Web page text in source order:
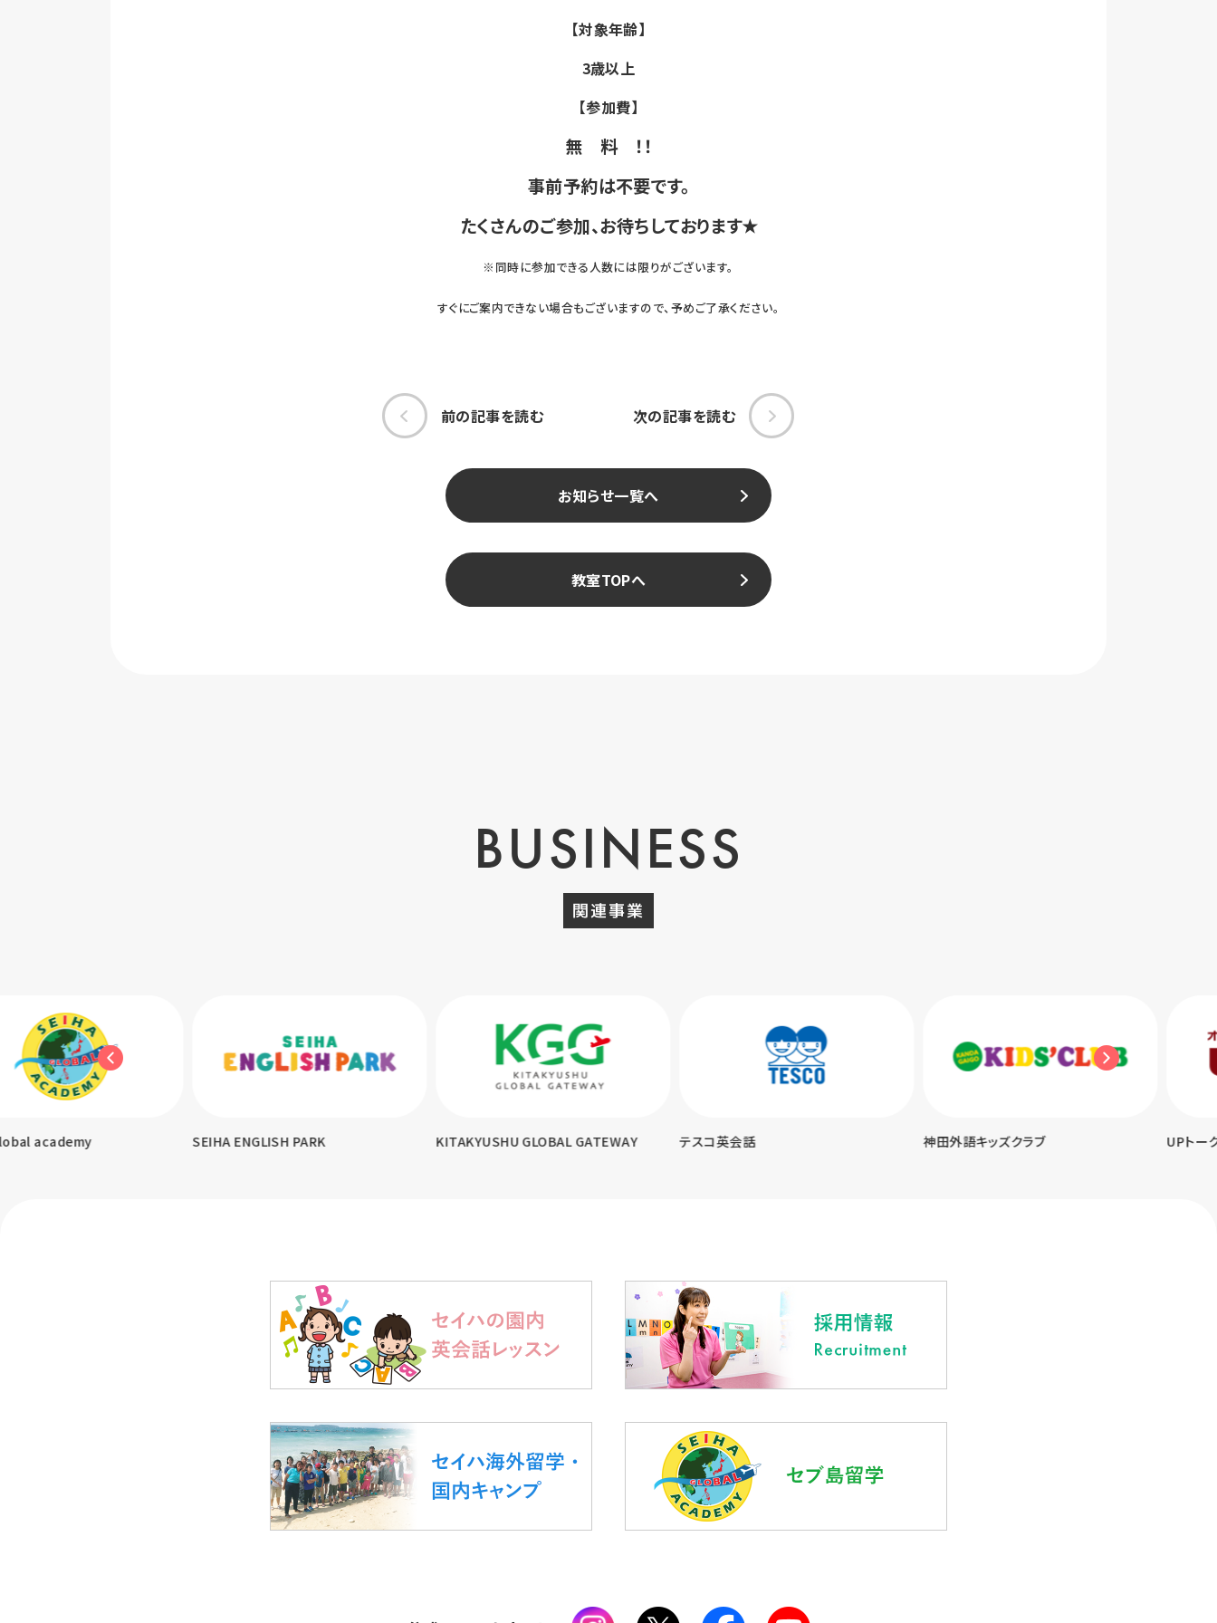
【対象年齢】
3歳以上
【参加費】
無 料 ！！
事前予約は不要です。
たくさんのご参加、お待ちしております✭
※同時に参加できる人数には限りがございます。
すぐにご案内できない場合もございますので、予めご了承ください。
前の記事を読む 次の記事を読む
お知らせ一覧へ
教室TOPへ
BUSINESS
関連事業
SEIHA ENGLISH PARK KITAKYUSHU GLOBAL GATEWAY テスコ英会話 神田外語キッズクラブ